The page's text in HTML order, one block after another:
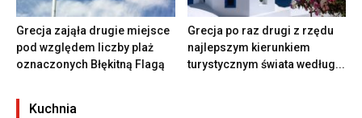
Grecja zająła drugie miejsce
pod względem liczby plaż
oznaczonych Błękitną Flagą
Grecja po raz drugi z rzędu
najlepszym kierunkiem
turystycznym świata według...
Kuchnia